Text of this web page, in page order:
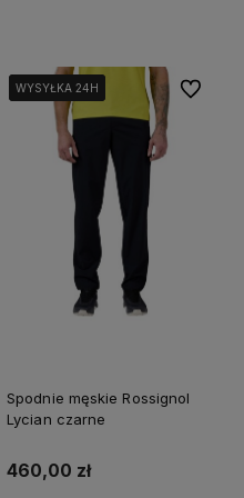
WYSYŁKA 24H
WYSYŁKA 24H
WYSYŁKA 24H
Spodnie męskie Rossignol
Lycian czarne
460,00 zł
Do